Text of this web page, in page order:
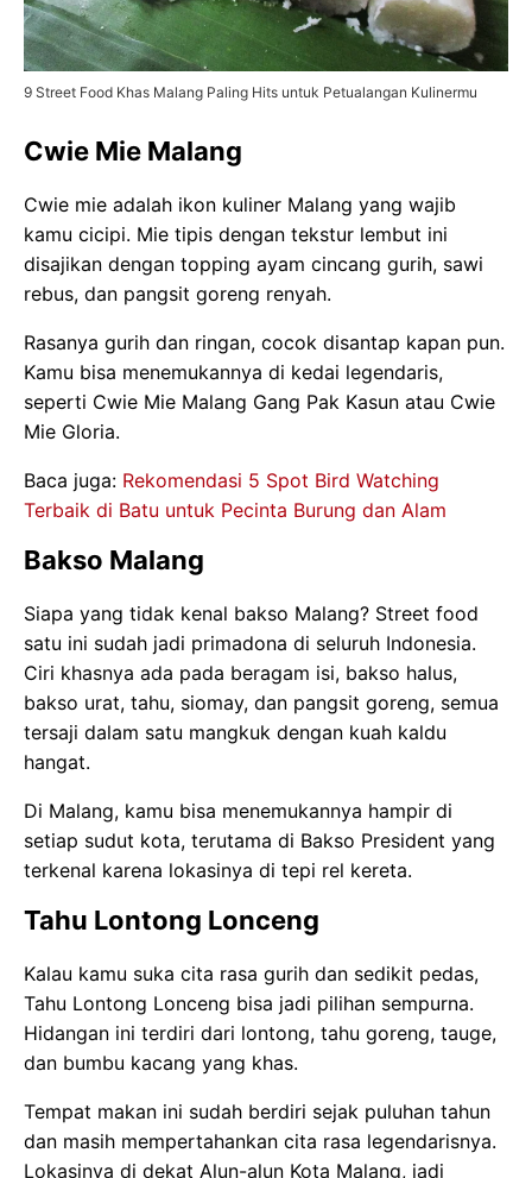
9 Street Food Khas Malang Paling Hits untuk Petualangan Kulinermu
Cwie Mie Malang
Cwie mie adalah ikon kuliner Malang yang wajib
kamu cicipi. Mie tipis dengan tekstur lembut ini
disajikan dengan topping ayam cincang gurih, sawi
rebus, dan pangsit goreng renyah.
Rasanya gurih dan ringan, cocok disantap kapan pun.
Kamu bisa menemukannya di kedai legendaris,
seperti Cwie Mie Malang Gang Pak Kasun atau Cwie
Mie Gloria.
Baca juga: Rekomendasi 5 Spot Bird Watching
Terbaik di Batu untuk Pecinta Burung dan Alam
Bakso Malang
Siapa yang tidak kenal bakso Malang? Street food
satu ini sudah jadi primadona di seluruh Indonesia.
Ciri khasnya ada pada beragam isi, bakso halus,
bakso urat, tahu, siomay, dan pangsit goreng, semua
tersaji dalam satu mangkuk dengan kuah kaldu
hangat.
Di Malang, kamu bisa menemukannya hampir di
setiap sudut kota, terutama di Bakso President yang
terkenal karena lokasinya di tepi rel kereta.
Tahu Lontong Lonceng
Kalau kamu suka cita rasa gurih dan sedikit pedas,
Tahu Lontong Lonceng bisa jadi pilihan sempurna.
Hidangan ini terdiri dari lontong, tahu goreng, tauge,
dan bumbu kacang yang khas.
Tempat makan ini sudah berdiri sejak puluhan tahun
dan masih mempertahankan cita rasa legendarisnya.
Lokasinya di dekat Alun-alun Kota Malang, jadi